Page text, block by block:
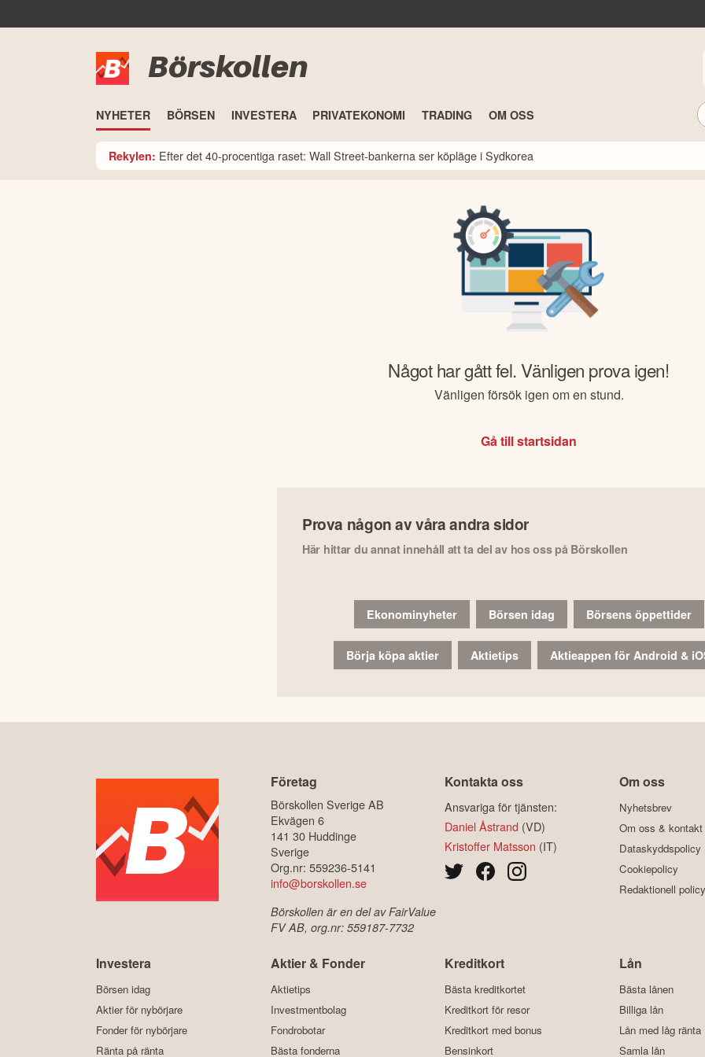
Börskollen
NYHETER BÖRSEN INVESTERA PRIVATEKONOMI TRADING OM OSS
Rekylen: Efter det 40-procentiga raset: Wall Street-bankerna ser köpläge i Sydkorea
Något har gått fel. Vänligen prova igen!
Vänligen försök igen om en stund.
Gå till startsidan
Prova någon av våra andra sidor
Här hittar du annat innehåll att ta del av hos oss på Börskollen
Ekonominyheter Börsen idag Börsens öppettider
Börja köpa aktier Aktietips Aktieappen för Android &
Företag
Börskollen Sverige AB
Ekvägen 6
141 30 Huddinge
Sverige
Org.nr: 559236-5141
info@borskollen.se
Börskollen är en del av FairValue
FV AB, org.nr: 559187-7732
Kontakta oss
Ansvariga för tjänsten:
Daniel Åstrand (VD)
Kristoffer Matsson (IT)
Om oss
Nyhetsbrev
Om oss & kontakt
Dataskyddspolicy
Cookiepolicy
Redaktionell policy
Investera
Börsen idag
Aktier för nybörjare
Fonder för nybörjare
Ränta på ränta
Aktier & Fonder
Aktietips
Investmentbolag
Fondrobotar
Bästa fonderna
Kreditkort
Bästa kreditkortet
Kreditkort för resor
Kreditkort med bonus
Bensinkort
Lån
Bästa lånen
Billiga lån
Lån med låg ränta
Samla lån